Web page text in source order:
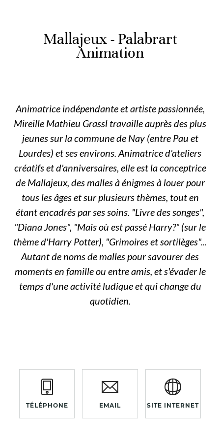
Mallajeux - Palabrart
Animation
Animatrice indépendante et artiste passionnée,
Mireille Mathieu Grassl travaille auprès des plus
jeunes sur la commune de Nay (entre Pau et
Lourdes) et ses environs. Animatrice d'ateliers
créatifs et d'anniversaires, elle est la conceptrice
de Mallajeux, des malles à énigmes à louer pour
tous les âges et sur plusieurs thèmes, tout en
étant encadrés par ses soins. "Livre des songes",
"Diana Jones", "Mais où est passé Harry?" (sur le
thème d'Harry Potter), "Grimoires et sortilèges"...
Autant de noms de malles pour savourer des
moments en famille ou entre amis, et s'évader le
temps d'une activité ludique et qui change du
quotidien.
TÉLÉPHONE EMAIL SITE INTERNET